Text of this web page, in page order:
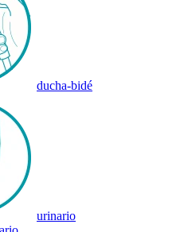
ducha-bidé
urinario